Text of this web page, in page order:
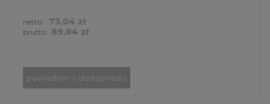
brutto: 89,84 zł
netto: 73,04 zł
powiadom o dostępności